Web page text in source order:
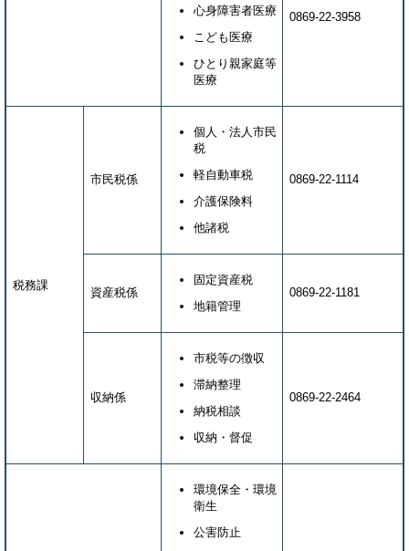
心身障害者医療
こども医療
ひとり親家庭等
医療
0869-22-3958
税務課
市民税係
個人・法人市民
税
軽自動車税
介護保険料
他諸税
0869-22-1114
資産税係
固定資産税
地籍管理
0869-22-1181
収納係
市税等の徴収
滞納整理
納税相談
収納・督促
0869-22-2464
環境保全・環境
衛生
公害防止